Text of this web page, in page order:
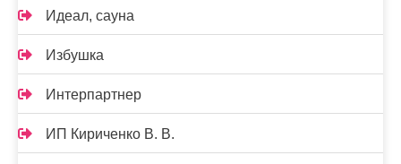
Идеал, сауна
Избушка
Интерпартнер
ИП Кириченко В. В.